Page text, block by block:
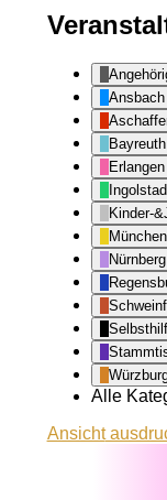
Ansbach
Bayreuth
Erlangen
Kinder-
München
Nürnberg
Alle
Ansicht